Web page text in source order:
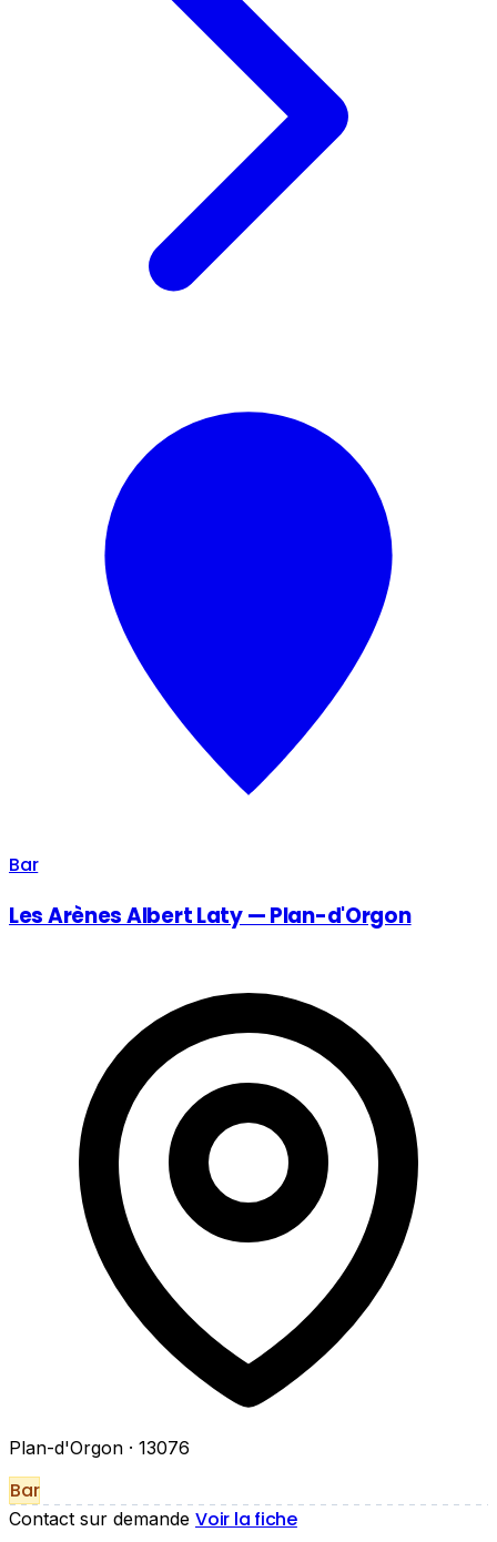
Bar
Les Arènes Albert Laty — Plan-d'Orgon
Plan-d'Orgon · 13076
Bar
Contact sur demande Voir la fiche